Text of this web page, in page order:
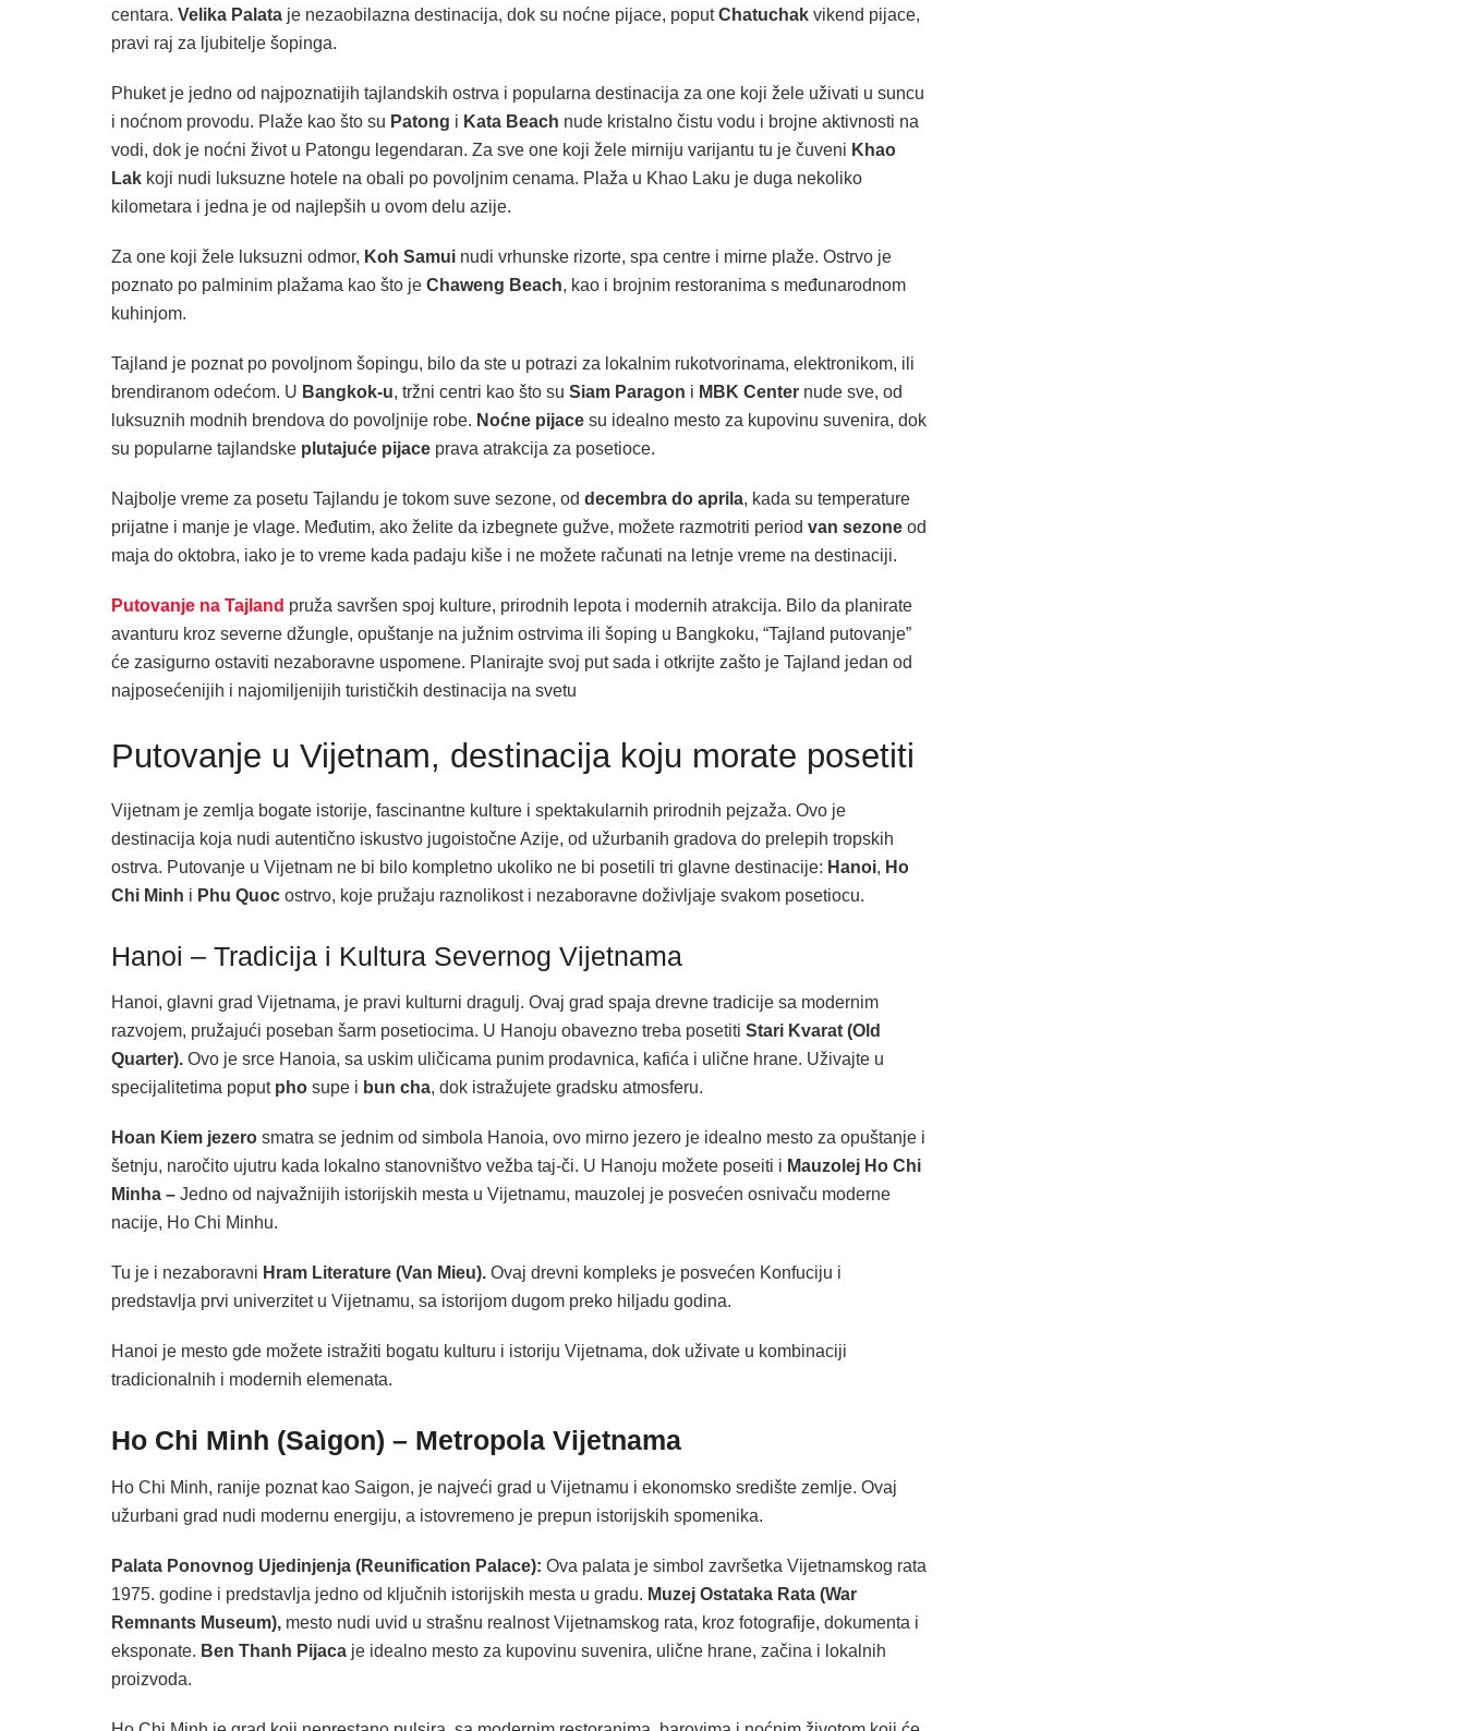
centara. Velika Palata je nezaobilazna destinacija, dok su noćne pijace, poputChatuchak vikend pijace,
pravi raj za ljubitelje šopinga.
Phuket je jedno od najpoznatijih tajlandskih ostrva i popularna destinacija za one koji žele uživati u suncu
i noćnom provodu. Plaže kao što su Patong i Kata Beach nude kristalno čistu vodu i brojne aktivnosti na
vodi, dok je noćni život u Patongu legendaran. Za sve one koji žele mirniju varijantu tu je čuveni Khao
Lak koji nudi luksuzne hotele na obali po povoljnim cenama. Plaža u Khao Laku je duga nekoliko
kilometara i jedna je od najlepših u ovom delu azije.
Za one koji žele luksuzni odmor, Koh Samui nudi vrhunske rizorte, spa centre i mirne plaže. Ostrvo je
poznato po palminim plažama kao što je Chaweng Beach, kao i brojnim restoranima s međunarodnom
kuhinjom.
Tajland je poznat po povoljnom šopingu, bilo da ste u potrazi za lokalnim rukotvorinama, elektronikom, ili
brendiranom odećom. U Bangkok-u, tržni centri kao što su Siam Paragon i MBK Center nude sve, od
luksuznih modnih brendova do povoljnije robe. Noćne pijace su idealno mesto za kupovinu suvenira, dok
su popularne tajlandske plutajuće pijace prava atrakcija za posetioce.
Najbolje vreme za posetu Tajlandu je tokom suve sezone, od decembra do aprila, kada su temperature
prijatne i manje je vlage. Međutim, ako želite da izbegnete gužve, možete razmotriti period van sezone od
maja do oktobra, iako je to vreme kada padaju kiše i ne možete računati na letnje vreme na destinaciji.
Putovanje na Tajland pruža savršen spoj kulture, prirodnih lepota i modernih atrakcija. Bilo da planirate
avanturu kroz severne džungle, opuštanje na južnim ostrvima ili šoping u Bangkoku, “Tajland putovanje”
će zasigurno ostaviti nezaboravne uspomene. Planirajte svoj put sada i otkrijte zašto je Tajland jedan od
najposećenijih i najomiljenijih turističkih destinacija na svetu
Putovanje u Vijetnam, destinacija koju morate posetiti
Vijetnam je zemlja bogate istorije, fascinantne kulture i spektakularnih prirodnih pejzaža. Ovo je
destinacija koja nudi autentično iskustvo jugoistočne Azije, od užurbanih gradova do prelepih tropskih
ostrva. Putovanje u Vijetnam ne bi bilo kompletno ukoliko ne bi posetili tri glavne destinacije: Hanoi, Ho
Chi Minh i Phu Quoc ostrvo, koje pružaju raznolikost i nezaboravne doživljaje svakom posetiocu.
Hanoi – Tradicija i Kultura Severnog Vijetnama
Hanoi, glavni grad Vijetnama, je pravi kulturni dragulj. Ovaj grad spaja drevne tradicije sa modernim
razvojem, pružajući poseban šarm posetiocima. U Hanoju obavezno treba posetiti Stari Kvarat (Old
Quarter). Ovo je srce Hanoia, sa uskim uličicama punim prodavnica, kafića i ulične hrane. Uživajte u
specijalitetima poput pho supe i bun cha, dok istražujete gradsku atmosferu.
Hoan Kiem jezero smatra se jednim od simbola Hanoia, ovo mirno jezero je idealno mesto za opuštanje i
šetnju, naročito ujutru kada lokalno stanovništvo vežba taj-či. U Hanoju možete poseiti i Mauzolej Ho Chi
Minha – Jedno od najvažnijih istorijskih mesta u Vijetnamu, mauzolej je posvećen osnivaču moderne
nacije, Ho Chi Minhu.
Tu je i nezaboravni Hram Literature (Van Mieu). Ovaj drevni kompleks je posvećen Konfuciju i
predstavlja prvi univerzitet u Vijetnamu, sa istorijom dugom preko hiljadu godina.
Hanoi je mesto gde možete istražiti bogatu kulturu i istoriju Vijetnama, dok uživate u kombinaciji
tradicionalnih i modernih elemenata.
Ho Chi Minh (Saigon) – Metropola Vijetnama
Ho Chi Minh, ranije poznat kao Saigon, je najveći grad u Vijetnamu i ekonomsko središte zemlje. Ovaj
užurbani grad nudi modernu energiju, a istovremeno je prepun istorijskih spomenika.
Palata Ponovnog Ujedinjenja (Reunification Palace): Ova palata je simbol završetka Vijetnamskog rata
1975. godine i predstavlja jedno od ključnih istorijskih mesta u gradu. Muzej Ostataka Rata (War
Remnants Museum), mesto nudi uvid u strašnu realnost Vijetnamskog rata, kroz fotografije, dokumenta i
eksponate. Ben Thanh Pijaca je idealno mesto za kupovinu suvenira, ulične hrane, začina i lokalnih
proizvoda.